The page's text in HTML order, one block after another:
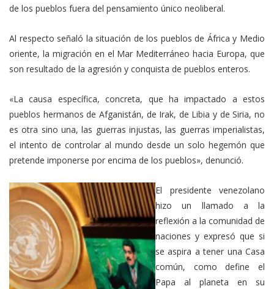
de los pueblos fuera del pensamiento único neoliberal.
Al respecto señaló la situación de los pueblos de África y Medio
oriente, la migración en el Mar Mediterráneo hacia Europa, que
son resultado de la agresión y conquista de pueblos enteros.
«La causa específica, concreta, que ha impactado a estos
pueblos hermanos de Afganistán, de Irak, de Libia y de Siria, no
es otra sino una, las guerras injustas, las guerras imperialistas,
el intento de controlar al mundo desde un solo hegemón que
pretende imponerse por encima de los pueblos», denunció.
El presidente venezolano
hizo un llamado a la
reflexión a la comunidad de
naciones y expresó que si
se aspira a tener una Casa
común, como define el
Papa al planeta en su